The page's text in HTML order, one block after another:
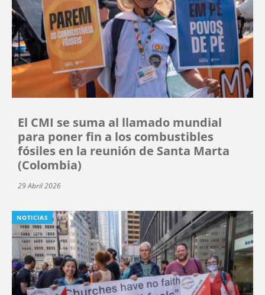
El CMI se suma al llamado mundial
para poner fin a los combustibles
fósiles en la reunión de Santa Marta
(Colombia)
29 Abril 2026
NOTICIAS